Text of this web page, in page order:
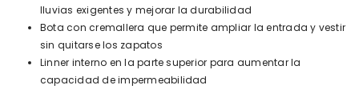
lluvias exigentes y mejorar la durabilidad
Bota con cremallera que permite ampliar la entrada y vestir
sin quitarse los zapatos
Linner interno en la parte superior para aumentar la
capacidad de impermeabilidad